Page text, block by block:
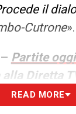
il
Cutrone».
Partite
Diretta
READ MORE